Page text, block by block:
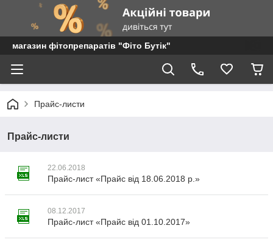
магазин фітопрепаратів "Фіто Бутік"
Прайс-листи
Прайс-листи
22.06.2018
Прайс-лист «Прайс від 18.06.2018 р.»
08.12.2017
Прайс-лист «Прайс від 01.10.2017»